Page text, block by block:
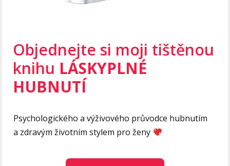
Objednejte si moji tištěnou
knihu LÁSKYPLNÉ
HUBNUTÍ
Psychologického a výživového průvodce hubnutím
a zdravým životním stylem pro ženy